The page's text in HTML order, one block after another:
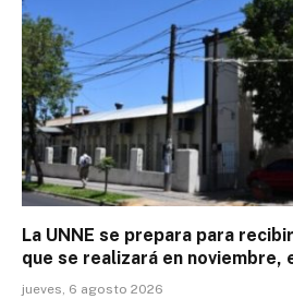
La UNNE se prepara para
que se realizará en noviembre,
jueves, 6 agosto 2026